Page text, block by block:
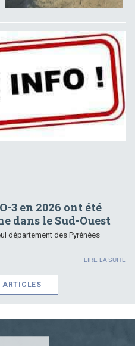
3 en 2026 ont été
dans le Sud-Ouest
département des Pyrénées
LIRE LA SUITE
ARTICLES